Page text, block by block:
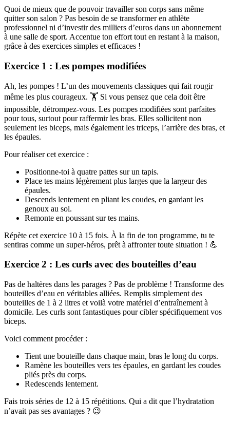
Quoi de mieux que de pouvoir travailler son corps sans même
quitter son salon ? Pas besoin de se transformer en athlète
professionnel ni d’investir des milliers d’euros dans un abonnement
à une salle de sport. Accentue ton effort tout en restant à la maison,
grâce à des exercices simples et efficaces !
Exercice 1 : Les pompes modifiées
Ah, les pompes ! L’un des mouvements classiques qui fait rougir
même les plus courageux. 🏋️ Si vous pensez que cela doit être
impossible, détrompez-vous. Les pompes modifiées sont parfaites
pour tous, surtout pour raffermir les bras. Elles sollicitent non
seulement les biceps, mais également les triceps, l’arrière des bras, et
les épaules.
Pour réaliser cet exercice :
Positionne-toi à quatre pattes sur un tapis.
Place tes mains légèrement plus larges que la largeur des
épaules.
Descends lentement en pliant les coudes, en gardant les
genoux au sol.
Remonte en poussant sur tes mains.
Répète cet exercice 10 à 15 fois. À la fin de ton programme, tu te
sentiras comme un super-héros, prêt à affronter toute situation ! 💪
Exercice 2 : Les curls avec des bouteilles d’eau
Pas de haltères dans les parages ? Pas de problème ! Transforme des
bouteilles d’eau en véritables alliées. Remplis simplement des
bouteilles de 1 à 2 litres et voilà votre matériel d’entraînement à
domicile. Les curls sont fantastiques pour cibler spécifiquement vos
biceps.
Voici comment procéder :
Tient une bouteille dans chaque main, bras le long du corps.
Ramène les bouteilles vers tes épaules, en gardant les coudes
pliés près du corps.
Redescends lentement.
Fais trois séries de 12 à 15 répétitions. Qui a dit que l’hydratation
n’avait pas ses avantages ? 😉